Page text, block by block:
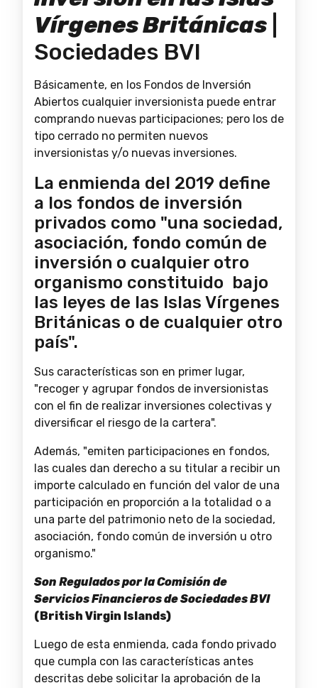
Vírgenes Británicas
Sociedades BVI
Básicamente, en los Fondos de Inversión
Abiertos cualquier inversionista puede entrar
comprando nuevas participaciones; pero los de
tipo cerrado no permiten nuevos
inversionistas y/o nuevas inversiones.
La enmienda del 2019 define
a los fondos de inversión
privados como "una sociedad,
asociación, fondo común de
inversión o cualquier otro
organismo constituido bajo
las leyes de las Islas Vírgenes
Británicas o de cualquier otro
país".
Sus características son en primer lugar,
"recoger y agrupar fondos de inversionistas
con el fin de realizar inversiones colectivas y
diversificar el riesgo de la cartera".
Además, "emiten participaciones en fondos,
las cuales dan derecho a su titular a recibir un
importe calculado en función del valor de una
participación en proporción a la totalidad o a
una parte del patrimonio neto de la sociedad,
asociación, fondo común de inversión u otro
organismo."
Son Regulados porla Comisión de
Servicios Financieros de Sociedades BVI
(British Virgin Islands)
Luego de esta enmienda, cada fondo privado
que cumpla con las características antes
descritas debe solicitar la aprobación de la